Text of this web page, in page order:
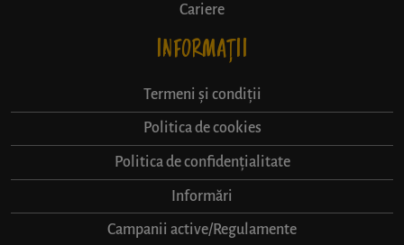
Cariere
INFORMAȚII
Termeni și condiții
Politica de cookies
Politica de confidențialitate
Informări
Campanii active/Regulamente